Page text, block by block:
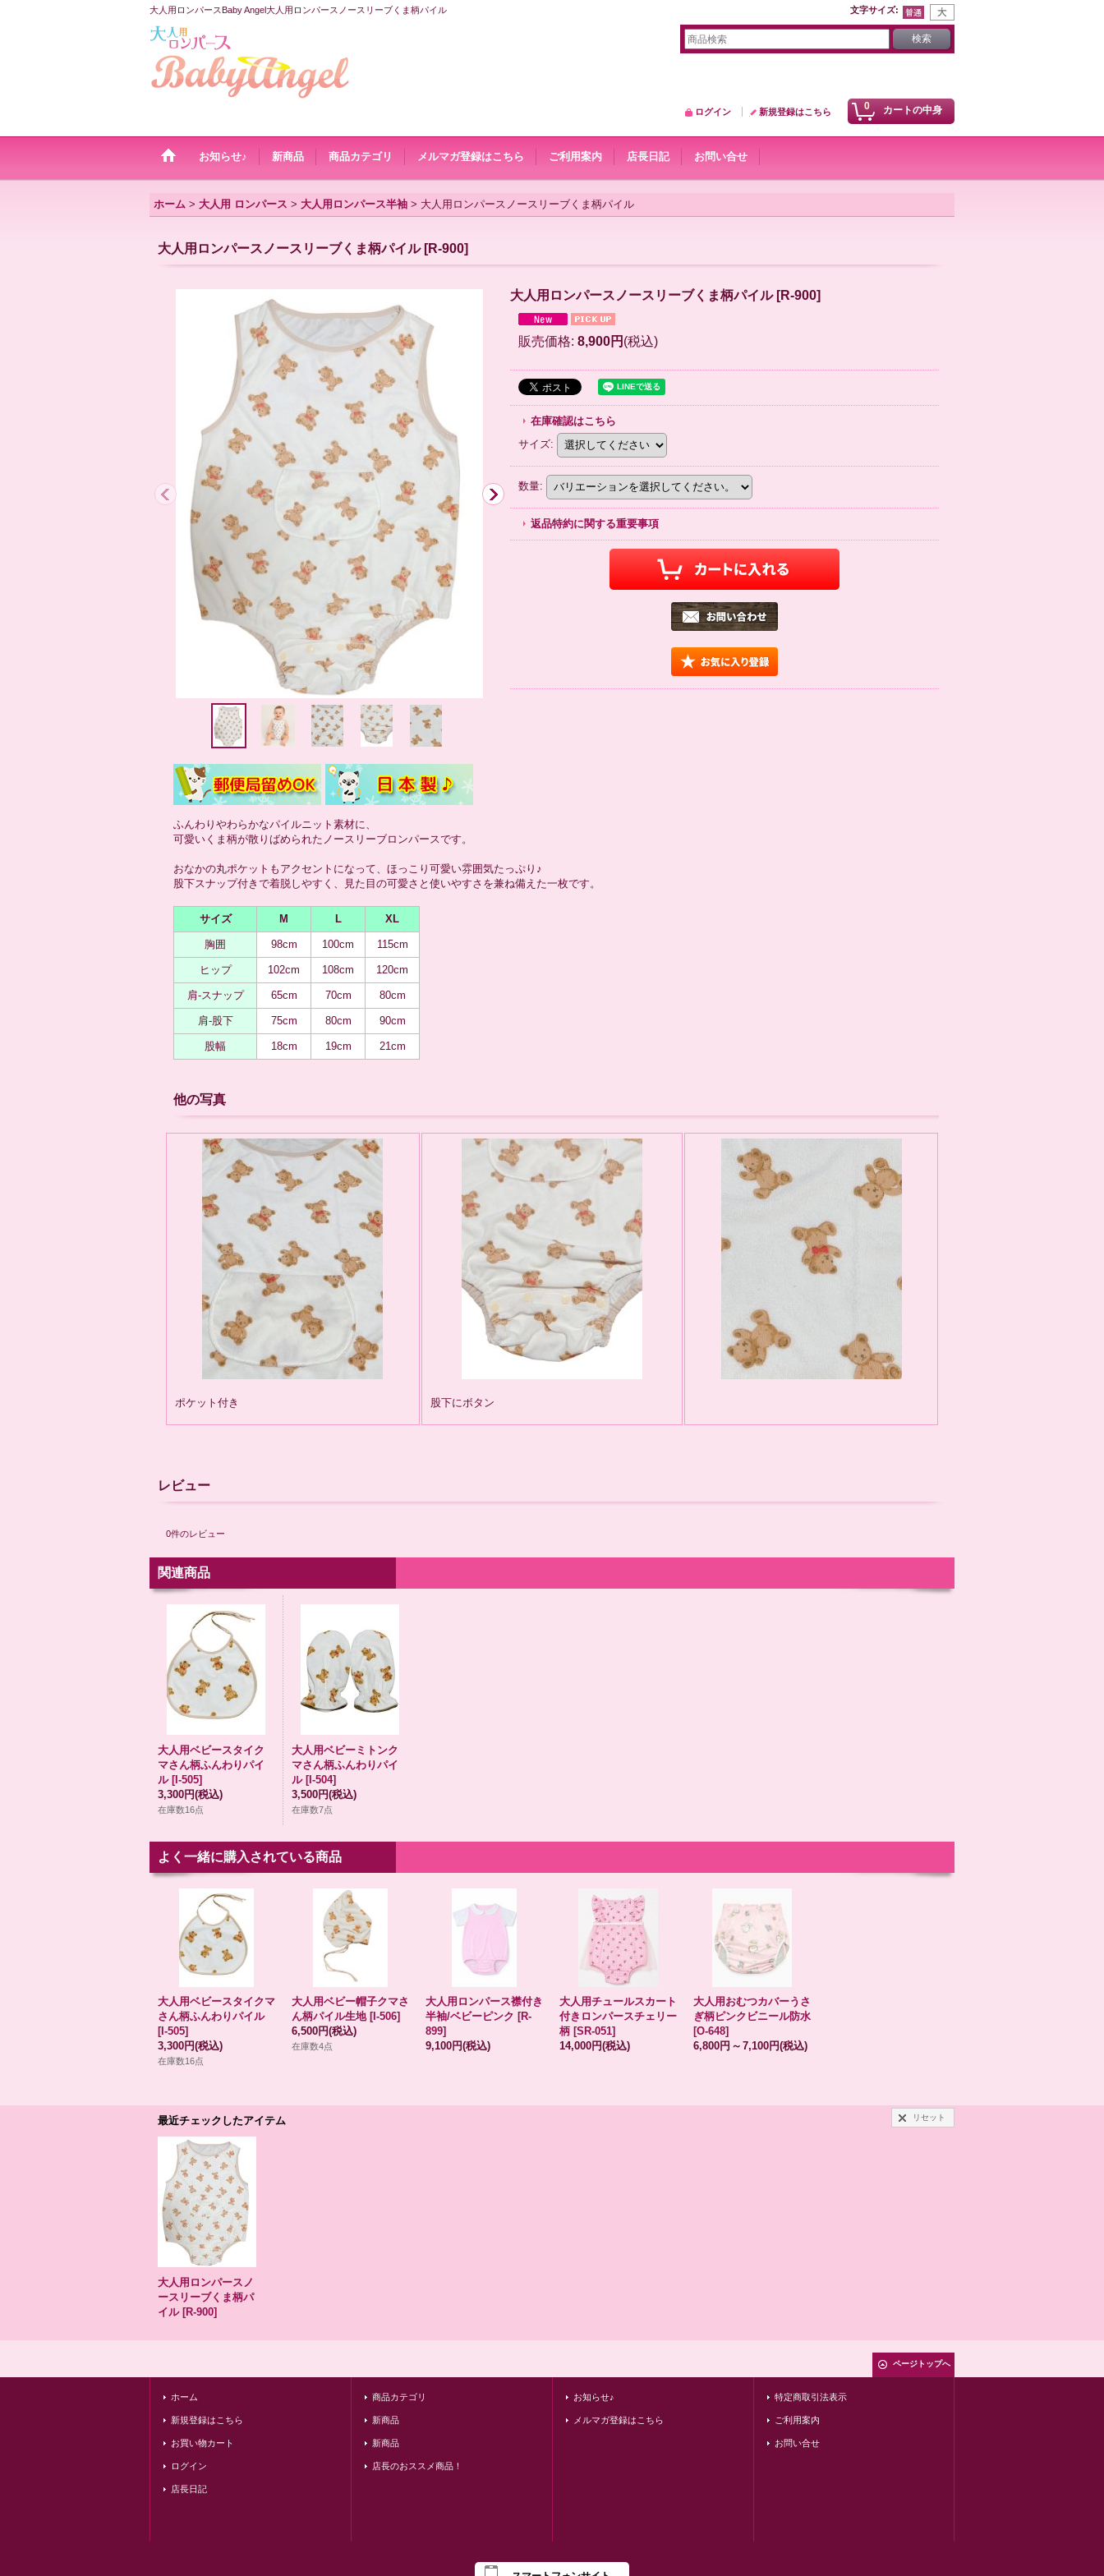
大人用ロンパースBaby Angel大人用ロンパースノースリーブくま柄パイル 文字サイズ:
0 カートの中身
ログイン 新規登録はこちら
お知らせ♪ 新商品 商品カテゴリ メルマガ登録はこちら ご利用案内 店長日記 お問い合せ
ホーム > 大人用 ロンパース > 大人用ロンパース半袖 > 大人用ロンパースノースリーブくま柄パイル
大人用ロンパースノースリーブくま柄パイル [R-900]
大人用ロンパースノースリーブくま柄パイル [R-900]
販売価格: 8,900円 (税込)
在庫確認はこちら
サイズ:
数量:
返品特約に関する重要事項
ふんわりやわらかなパイルニット素材に、
可愛いくま柄が散りばめられたノースリーブロンパースです。
おなかの丸ポケットもアクセントになって、ほっこり可愛い雰囲気たっぷり♪
股下スナップ付きで着脱しやすく、見た目の可愛さと使いやすさを兼ね備えた一枚です。
サイズ M L XL
胸囲 98cm 100cm 115cm
ヒップ 102cm 108cm 120cm
肩-スナップ 65cm 70cm 80cm
肩-股下 75cm 80cm 90cm
股幅 18cm 19cm 21cm
他の写真
ポケット付き 股下にボタン
レビュー
0件のレビュー
関連商品
大人用ベビースタイク
マさん柄ふんわりパイ
ル [I-505]
3,300円(税込)
在庫数16点
大人用ベビーミトンク
マさん柄ふんわりパイ
ル [I-504]
3,500円(税込)
在庫数7点
よく一緒に購入されている商品
大人用ベビースタイクマ
さん柄ふんわりパイル
[I-505]
3,300円(税込)
在庫数16点
大人用ベビー帽子クマさ
ん柄パイル生地 [I-506]
6,500円(税込)
在庫数4点
大人用ロンパース襟付き
半袖/ベビーピンク [R-
899]
9,100円(税込)
大人用チュールスカート
付きロンパースチェリー
柄 [SR-051]
14,000円(税込)
大人用おむつカバーうさ
ぎ柄ピンクビニール防水
[O-648]
6,800円 ～ 7,100円(税込)
最近チェックしたアイテム リセット
大人用ロンパースノ
ースリーブくま柄パ
イル [R-900]
ページトップへ
ホーム
新規登録はこちら
お買い物カート
ログイン
店長日記
商品カテゴリ
新商品
新商品
店長のおススメ商品！
お知らせ♪
メルマガ登録はこちら
特定商取引法表示
ご利用案内
お問い合せ